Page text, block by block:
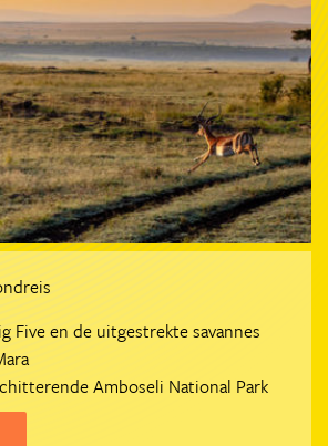
Five en de uitgestrekte savannes
Amboseli National Park